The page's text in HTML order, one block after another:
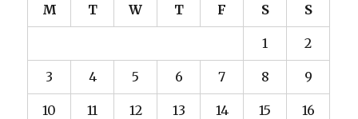
M T W T F S S
1 2
3 4 5 6 7 8 9
10 11 12 13 14 15 16